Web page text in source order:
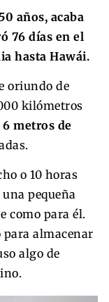
años, acaba
76 días en el
hasta Hawái.
oriundo de
kilómetros
metros de
o 10 horas
pequeña
como para él.
para almacenar
algo de